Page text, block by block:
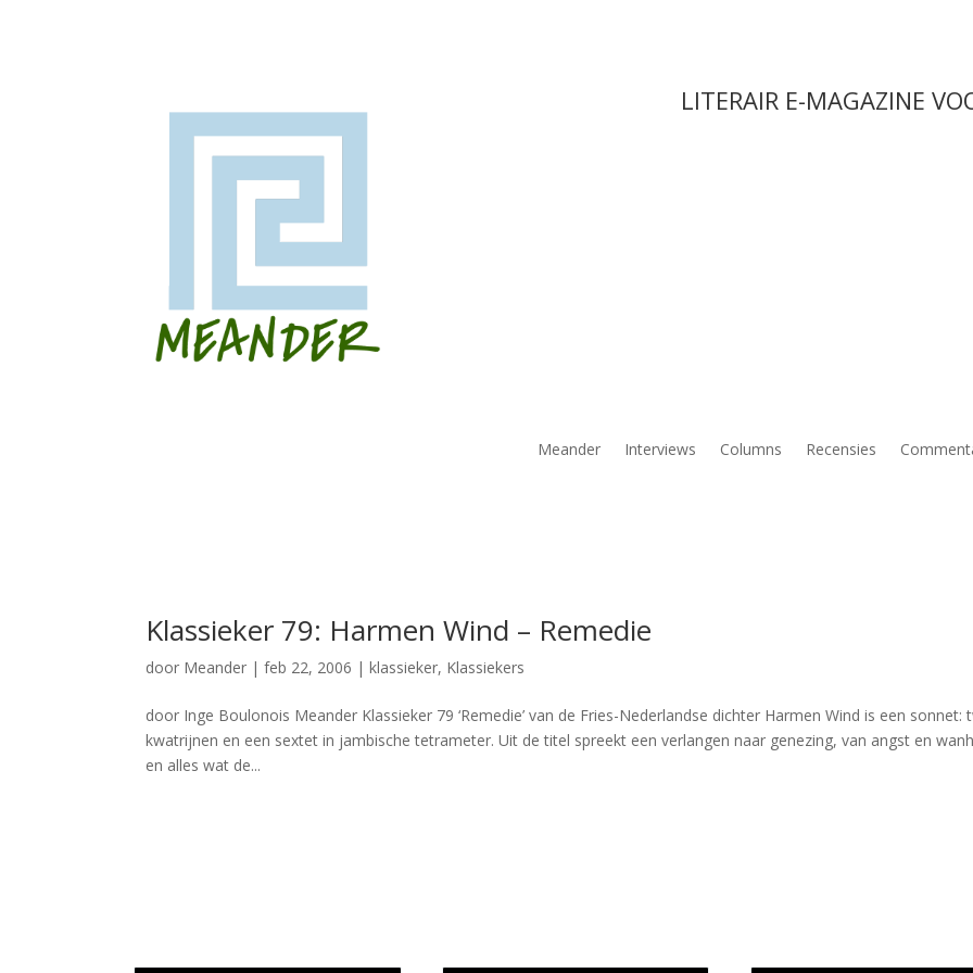
LITERAIR E-MAGAZINE
Meander Interviews Columns Recensies
Klassieker 79: Harmen Wind – Remedie
door Meander |feb 22, 2006 |klassieker, Klassiekers
door Inge Boulonois Meander Klassieker 79 ‘Remedie’ van de Fries-Nederlandse dichter Harmen Wind is een sonnet:
kwatrijnen en een sextet in jambische tetrameter. Uit de titel spreekt een verlangen naar genezing, van angst en
en alles wat de...